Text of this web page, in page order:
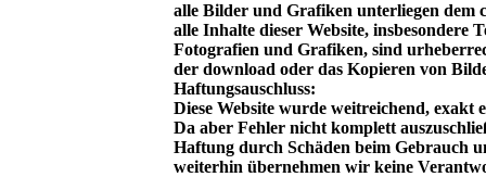
alle Bilder und Grafiken unterliegen dem
alle Inhalte dieser Website, insbesondere
Fotografien und Grafiken, sind
der download oder das Kopieren von
Haftungsauschluss:
Diese Website wurde weitreichend,
Da aber Fehler nicht komplett
Haftung durch Schäden beim Gebrauch
weiterhin übernehmen wir keine